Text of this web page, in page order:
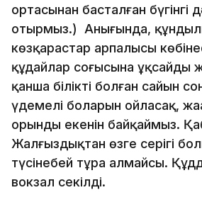
ортасынан басталған бүгінгі
отырмыз.) Анығында,
көзқарастар арпалысы
құдайлар соғысына ұқсайды
қанша білікті болған сайын
үдемелі боларын ойласақ,
орынды екенін байқаймыз.
Жалғыздықтан өзге серігің
түсінебей тұра алмайсың.
вокзал секілді.